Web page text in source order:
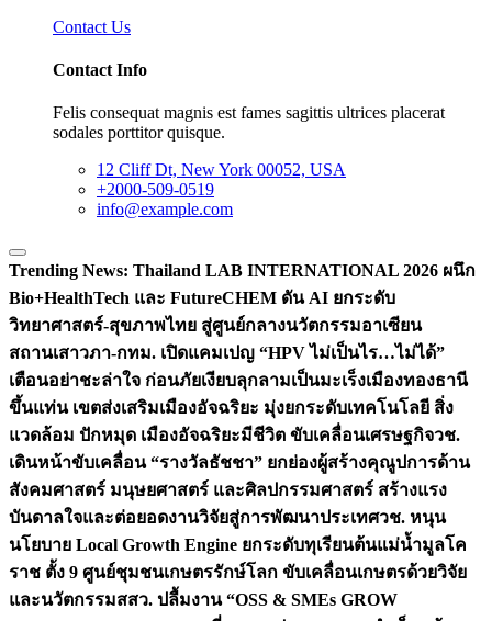
Contact Us
Contact Info
Felis consequat magnis est fames sagittis ultrices placerat
sodales porttitor quisque.
12 Cliff Dt, New York 00052, USA
+2000-509-0519
info@example.com
Trending News: Thailand LAB INTERNATIONAL 2026 ผนึก
Bio+HealthTech และ FutureCHEM ดัน AI ยกระดับ
วิทยาศาสตร์-สุขภาพไทย สู่ศูนย์กลางนวัตกรรมอาเซียน
สถานเสาวภา-กทม. เปิดแคมเปญ “HPV ไม่เป็นไร…ไม่ได้”
เตือนอย่าชะล่าใจ ก่อนภัยเงียบลุกลามเป็นมะเร็งเมืองทองธานี
ขึ้นแท่น เขตส่งเสริมเมืองอัจฉริยะ มุ่งยกระดับเทคโนโลยี สิ่ง
แวดล้อม ปักหมุด เมืองอัจฉริยะมีชีวิต ขับเคลื่อนเศรษฐกิจวช.
เดินหน้าขับเคลื่อน “รางวัลธัชชา” ยกย่องผู้สร้างคุณูปการด้าน
สังคมศาสตร์ มนุษยศาสตร์ และศิลปกรรมศาสตร์ สร้างแรง
บันดาลใจและต่อยอดงานวิจัยสู่การพัฒนาประเทศวช. หนุน
นโยบาย Local Growth Engine ยกระดับทุเรียนต้นแม่น้ำมูลโค
ราช ตั้ง 9 ศูนย์ชุมชนเกษตรรักษ์โลก ขับเคลื่อนเกษตรด้วยวิจัย
และนวัตกรรมสสว. ปลื้มงาน “OSS & SMEs GROW